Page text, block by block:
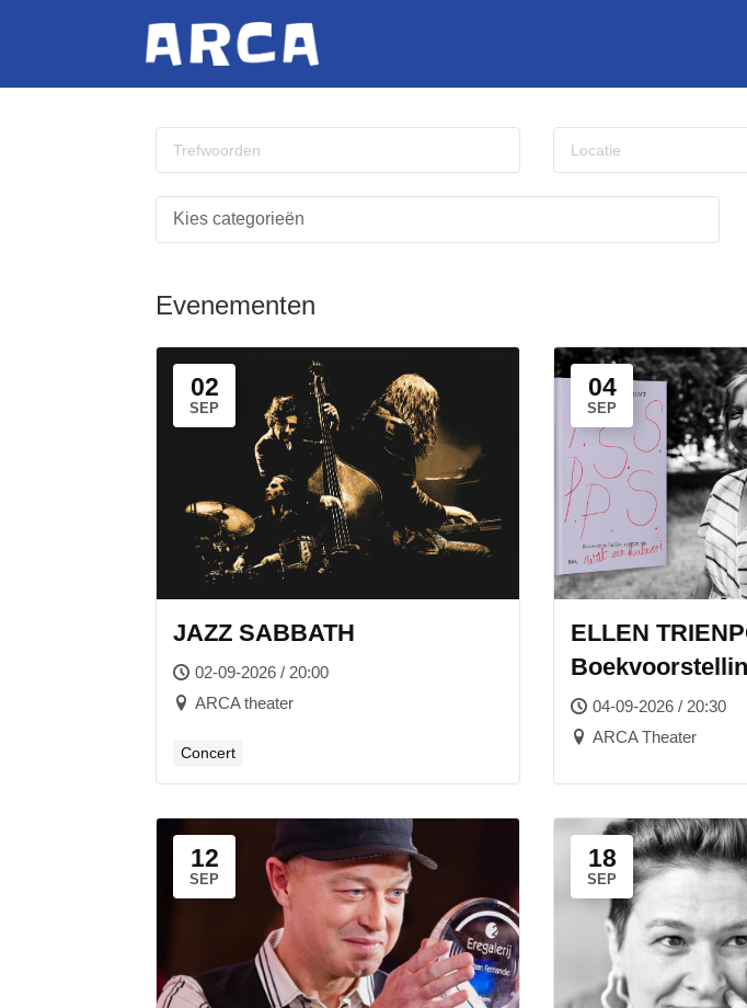
Evenementen
02
SEP
JAZZ SABBATH
02-09-2026 / 20:00
ARCA theater
Concert
04
SEP
ELLEN
04-09-2026 / 20:30
ARCA Theater
12
SEP
18
SEP